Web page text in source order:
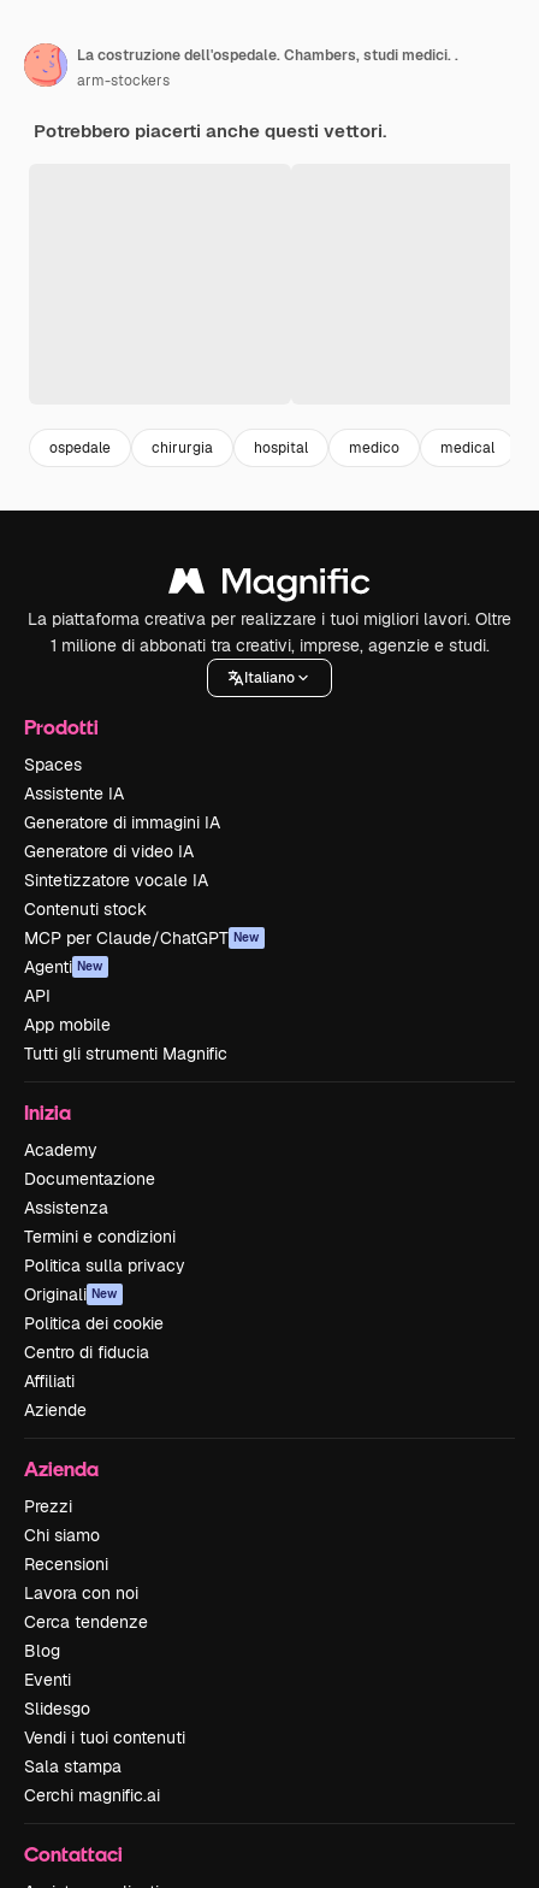
La costruzione dell'ospedale. Chambers, studi medici. .
arm-stockers
Potrebbero piacerti anche questi vettori.
ospedale chirurgia hospital medico medical
La piattaforma creativa per realizzare i tuoi migliori lavori. Oltre
1 milione di abbonati tra creativi, imprese, agenzie e studi.
Italiano
Prodotti
Spaces
Assistente IA
Generatore di immagini IA
Generatore di video IA
Sintetizzatore vocale IA
Contenuti stock
MCP per Claude/ChatGPT New
Agenti New
API
App mobile
Tutti gli strumenti Magnific
Inizia
Academy
Documentazione
Assistenza
Termini e condizioni
Politica sulla privacy
Originali New
Politica dei cookie
Centro di fiducia
Affiliati
Aziende
Azienda
Prezzi
Chi siamo
Recensioni
Lavora con noi
Cerca tendenze
Blog
Eventi
Slidesgo
Vendi i tuoi contenuti
Sala stampa
Cerchi magnific.ai
Contattaci